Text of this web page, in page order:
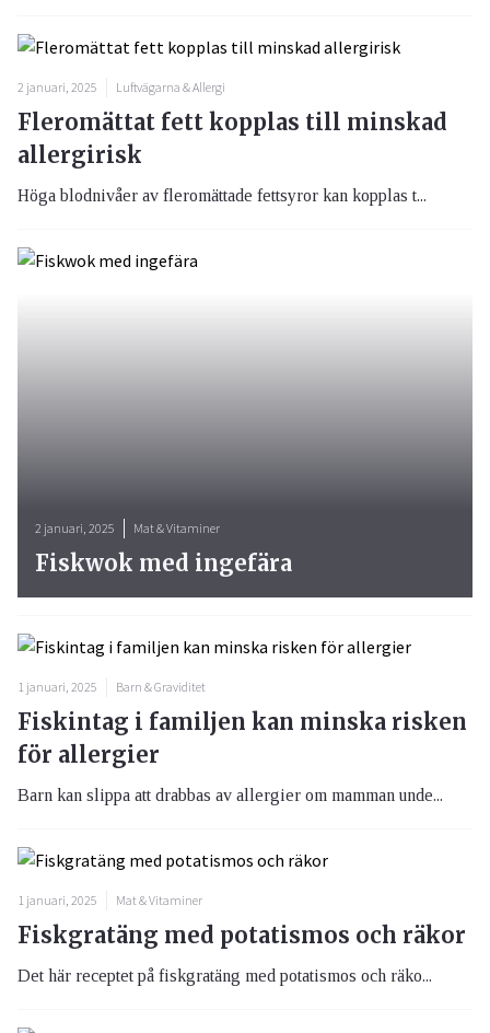
2 januari, 2025 Luftvägarna & Allergi
Fleromättat fett kopplas till minskad
allergirisk
Höga blodnivåer av fleromättade fettsyror kan kopplas t...
2 januari, 2025 Mat & Vitaminer
Fiskwok med ingefära
1 januari, 2025 Barn & Graviditet
Fiskintag i familjen kan minska risken
för allergier
Barn kan slippa att drabbas av allergier om mamman unde...
1 januari, 2025 Mat & Vitaminer
Fiskgratäng med potatismos och räkor
Det här receptet på fiskgratäng med potatismos och räko...